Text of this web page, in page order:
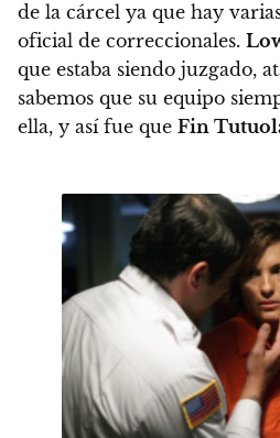
de la cárcel ya que hay
oficial de correccionales.
que estaba siendo juzgado,
sabemos que su equipo
ella, y así fue que Fin